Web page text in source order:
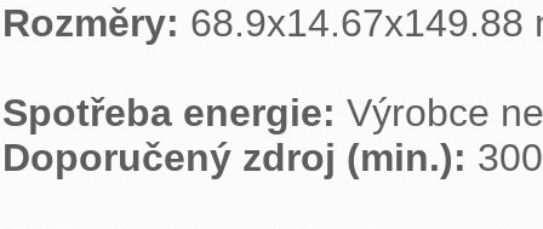
Rozměry: 68.9x14.67x149.88
Spotřeba energie:
Doporučený zdroj (min.):